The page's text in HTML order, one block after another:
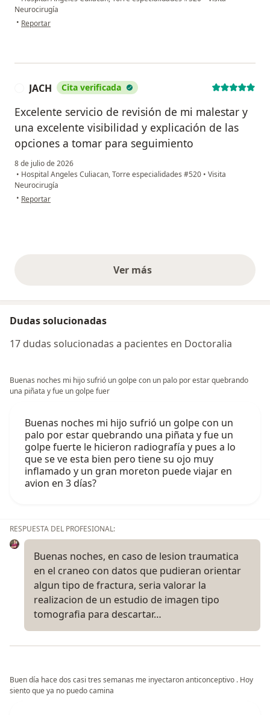
Neurocirugía
• en opinión del usuario E. Obdulia A. B.
Reportar
JACH Cita verificada
Excelente servicio de revisión de mi malestar y
una excelente visibilidad y explicación de las
opciones a tomar para seguimiento
8 de julio de 2026
• Hospital Angeles Culiacan, Torre especialidades #520 • Visita
Neurocirugía
• en opinión del usuario JACH
Reportar
Ver másopiniones anteriores
Dudas solucionadas
17 dudas solucionadas a pacientes en Doctoralia
Buenas noches mi hijo sufrió un golpe con un palo por estar quebrando
una piñata y fue un golpe fuer
Buenas noches mi hijo sufrió un golpe con un
palo por estar quebrando una piñata y fue un
golpe fuerte le hicieron radiografía y pues a lo
que se ve esta bien pero tiene su ojo muy
inflamado y un gran moreton puede viajar en
avion en 3 días?
RESPUESTA DEL PROFESIONAL:
Buenas noches, en caso de lesion traumatica
en el craneo con datos que pudieran orientar
algun tipo de fractura, seria valorar la
realizacion de un estudio de imagen tipo
tomografia para descartar…
Buen día hace dos casi tres semanas me inyectaron anticonceptivo . Hoy
siento que ya no puedo camina